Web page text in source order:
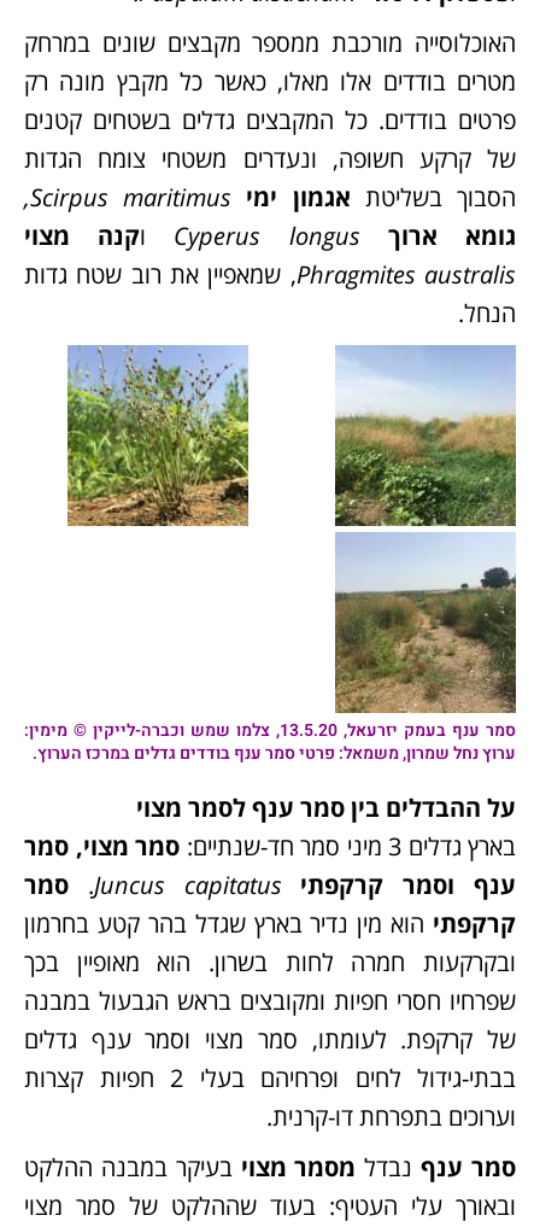
האוכלוסייה מורכבת ממספר מקבצים שונים במרחק
מטרים בודדים אלו מאלו, כאשר כל מקבץ מונה רק
פרטים בודדים. כל המקבצים גדלים בשטחים קטנים
של קרקע חשופה, ונעדרים משטחי צומח הגדות
הסבוך בשליטת אגמון ימי Scirpus maritimus,
גומא ארוך
Cyperus longus וקנה מצוי
Phragmites australis, שמאפיין את רוב שטח גדות
הנחל.
סמר ענף בעמק יזרעאל, 13.5.20, צלמו שמש וכברה-לייקין © מימין:
ערוץ נחל שמרון, משמאל: פרטי סמר ענף בודדים גדלים במרכז הערוץ.
על ההבדלים בין סמר ענף לסמר מצוי
בארץ גדלים 3 מיני סמר חד-שנתיים:
סמר מצוי, סמר
ענף וסמר קרקפתי
Juncus capitatus
. סמר
קרקפתי הוא מין נדיר בארץ שגדל בהר קטע בחרמון
ובקרקעות חמרה לחות בשרון. הוא מאופיין בכך
שפרחיו חסרי חפיות ומקובצים בראש הגבעול במבנה
של קרקפת. לעומתו, סמר מצוי וסמר ענף גדלים
בבתי-גידול לחים ופרחיהם בעלי 2 חפיות קצרות
וערוכים בתפרחת דו-קרנית.
סמר ענף נבדל מסמר מצוי בעיקר במבנה ההלקט
ובאורך עלי העטיף: בעוד שההלקט של סמר מצוי